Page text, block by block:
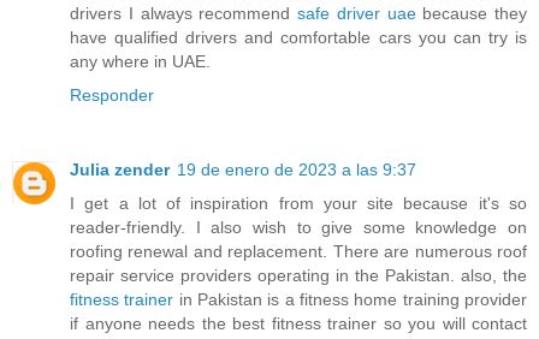
drivers I always recommend safe driver uaebecause they
have qualified drivers and comfortable cars you can try is
any where in UAE.
Responder
Julia zender 19 de enero de 2023 a las 9:37
I get a lot of inspiration from your site because it's so
reader-friendly. I also wish to give some knowledge on
roofing renewal and replacement. There are numerous roof
repair service providers operating in the Pakistan. also, the
fitness trainer in Pakistan is a fitness home training provider
if anyone needs the best fitness trainer so you will contact